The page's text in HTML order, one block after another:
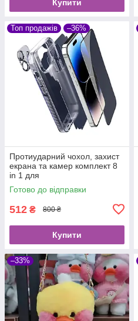
Купити
Топ продажів –36%
Протиударний чохол, захист
екрана та камер комплект 8
in 1 для
iPhone:14Pro/14ProMax/14Plu
s/13ProMax
Готово до відправки
512 ₴ 800 ₴
Купити
–33%